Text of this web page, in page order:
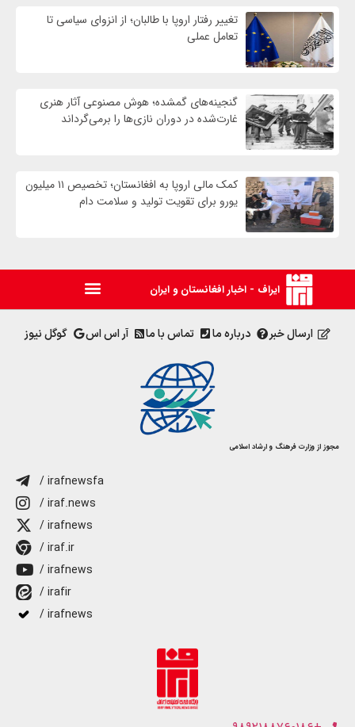
تغییر رفتار اروپا با طالبان؛ از انزوای سیاسی تا
تعامل عملی
گنجینه‌های گمشده؛ هوش مصنوعی آثار هنری
غارت‌شده در دوران نازی‌ها را برمی‌گرداند
کمک مالی اروپا به افغانستان؛ تخصیص ۱۱ میلیون
یورو برای تقویت تولید و سلامت دام
ایراف - اخبار افغانستان و ایران
ارسال خبر درباره ما تماس با ما آر اس اس گوگل نیوز
مجوز از وزارت فرهنگ و ارشاد اسلامی
/ irafnewsfa
/ iraf.news
/ irafnews
/ iraf.ir
/ irafnews
/ irafir
/ irafnews